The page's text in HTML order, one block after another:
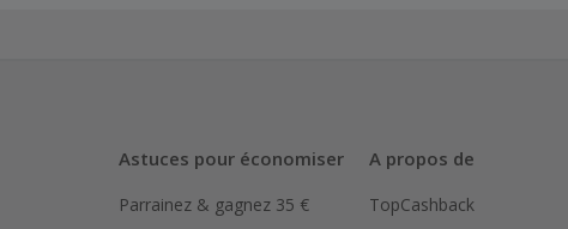
Astuces pour économiser
Parrainez & gagnez 35 €
A propos de
TopCashback